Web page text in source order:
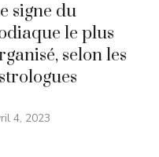
signe du
le plus
selon les
4, 2023